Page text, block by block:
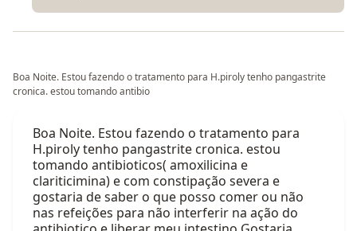
Boa Noite. Estou fazendo o tratamento para H.piroly tenho pangastrite
cronica. estou tomando antibio
Boa Noite. Estou fazendo o tratamento para
H.piroly tenho pangastrite cronica. estou
tomando antibioticos( amoxilicina e
clariticimina) e com constipação severa e
gostaria de saber o que posso comer ou não
nas refeições para não interferir na ação do